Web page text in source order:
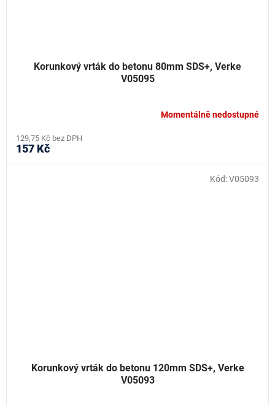
Korunkový vrták do betonu 80mm SDS+, Verke
V05095
Momentálně nedostupné
129,75 Kč bez DPH
157 Kč
Korunkový vrták do betonu 120mm SDS+, Verke
V05093
Kód:V05093